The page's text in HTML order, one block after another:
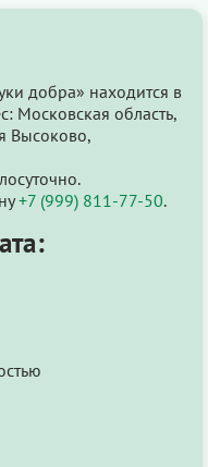
добра» находится в
Московская область,
Высоково,
+7 (999) 811-77-50.